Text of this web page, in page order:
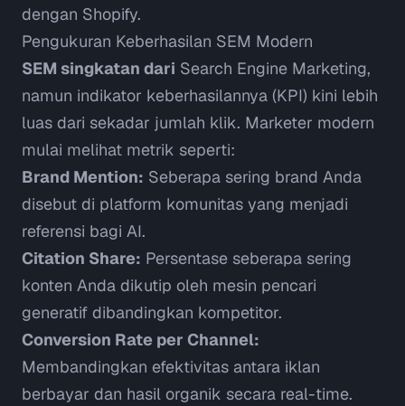
dengan Shopify.
Pengukuran Keberhasilan SEM Modern
SEM singkatan dari Search Engine Marketing,
namun indikator keberhasilannya (KPI) kini lebih
luas dari sekadar jumlah klik. Marketer modern
mulai melihat metrik seperti:
Brand Mention: Seberapa sering brand Anda
disebut di platform komunitas yang menjadi
referensi bagi AI.
Citation Share: Persentase seberapa sering
konten Anda dikutip oleh mesin pencari
generatif dibandingkan kompetitor.
Conversion Rate per Channel:
Membandingkan efektivitas antara iklan
berbayar dan hasil organik secara real-time.